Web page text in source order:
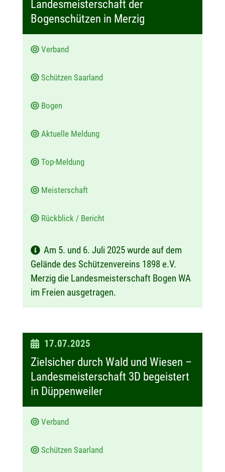
m
Landesmeisterschaft der
Bogenschützen in Merzig
Verband
Schützen Saarland
Bogen
Aktuelle Meldung
Top-Meldung
Meisterschaft
Rückblick / Bericht
Am 5. und 6. Juli 2025 wurde auf dem
Gelände des Schützenvereins 1898 e.V.
Merzig die Landesmeisterschaft Bogen WA
im Freien ausgetragen.
D
a
u
17.07.2025
Zielsicher durch Wald und Wiesen –
Landesmeisterschaft 3D begeistert
in Düppenweiler
Verband
Schützen Saarland